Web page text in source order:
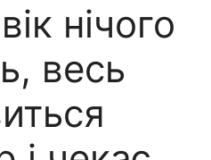
нічого
весь